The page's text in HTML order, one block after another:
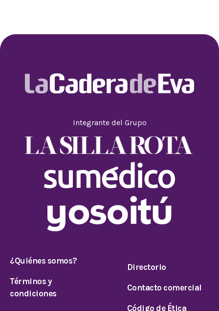
Integrante del Grupo
¿Quiénes somos?
Términos y
condiciones
Directorio
Contacto comercial
Código de Ética